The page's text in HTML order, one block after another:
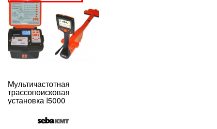
Мультичастотная
трассопоисковая
установка I5000